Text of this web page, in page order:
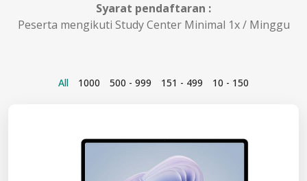
Syarat pendaftaran :
Peserta mengikuti Study Center Minimal 1x / Minggu
All 1000 500 - 999 151 - 499 10 - 150